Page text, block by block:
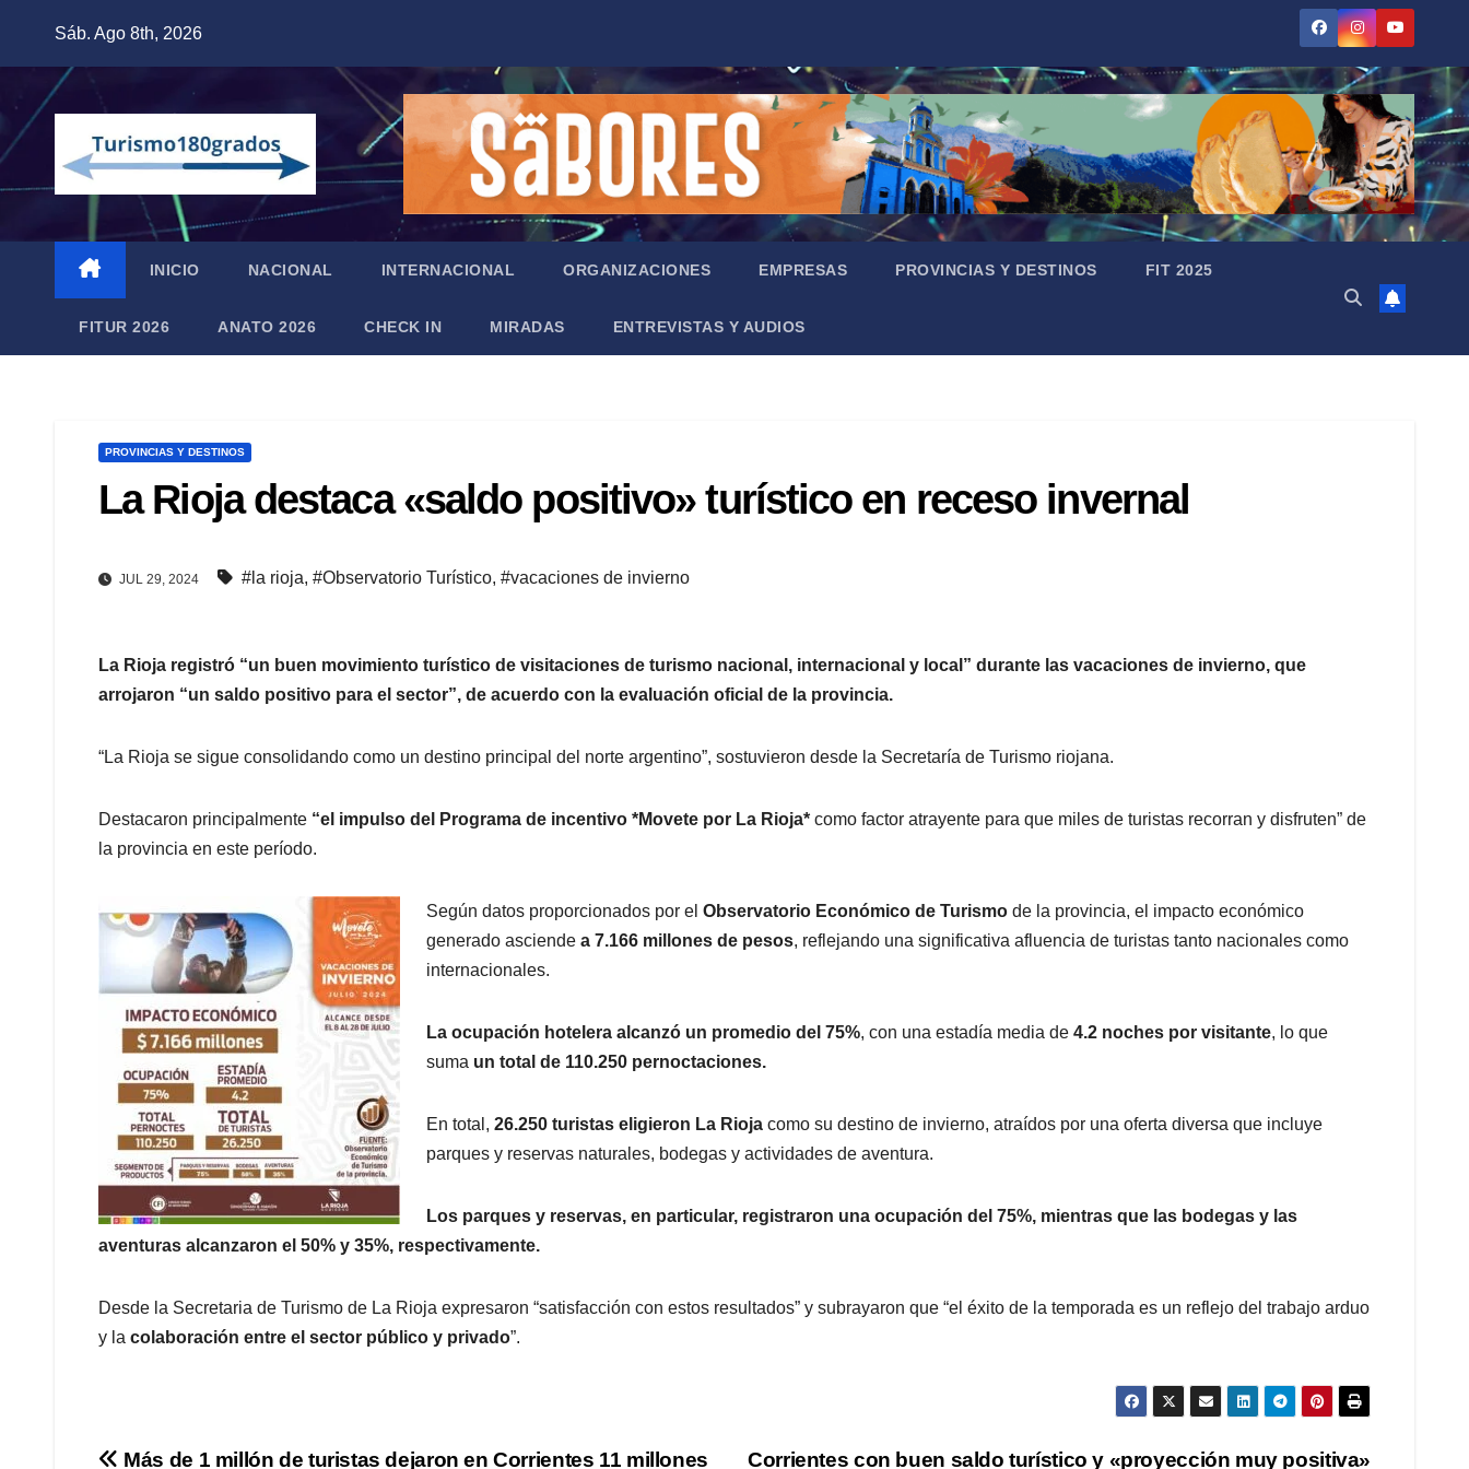
contenido
Sáb. Ago 8th, 2026
INICIO NACIONAL INTERNACIONAL ORGANIZACIONES EMPRESAS PROVINCIAS Y DESTINOS FIT 2025
FITUR 2026 ANATO 2026 CHECK IN MIRADAS ENTREVISTAS Y AUDIOS
PROVINCIAS Y DESTINOS
La Rioja destaca «saldo positivo» turístico en receso invernal
JUL 29, 2024 #la rioja, #Observatorio Turístico, #vacaciones de invierno
La Rioja registró “un buen movimiento turístico de visitaciones de turismo nacional, internacional y local” durante las vacaciones de invierno, que
arrojaron “un saldo positivo para el sector”, de acuerdo con la evaluación oficial de la provincia.
“La Rioja se sigue consolidando como un destino principal del norte argentino”, sostuvieron desde la Secretaría de Turismo riojana.
Destacaron principalmente “el impulso del Programa de incentivo *Movete por La Rioja* como factor atrayente para que miles de turistas recorran y disfruten” de
la provincia en este período.
Según datos proporcionados por el Observatorio Económico de Turismo de la provincia, el impacto económico
generado asciende a 7.166 millones de pesos, reflejando una significativa afluencia de turistas tanto nacionales como
internacionales.
La ocupación hotelera alcanzó un promedio del 75%, con una estadía media de 4.2 noches por visitante, lo que
suma un total de 110.250 pernoctaciones.
En total, 26.250 turistas eligieron La Rioja como su destino de invierno, atraídos por una oferta diversa que incluye
parques y reservas naturales, bodegas y actividades de aventura.
Los parques y reservas, en particular, registraron una ocupación del 75%, mientras que las bodegas y las
aventuras alcanzaron el 50% y 35%, respectivamente.
Desde la Secretaria de Turismo de La Rioja expresaron “satisfacción con estos resultados” y subrayaron que “el éxito de la temporada es un reflejo del trabajo arduo
y la colaboración entre el sector público y privado”.
Corrientes con buen saldo turístico y «proyección muy positiva»
Más de 1 millón de turistas dejaron en Corrientes 11 millones